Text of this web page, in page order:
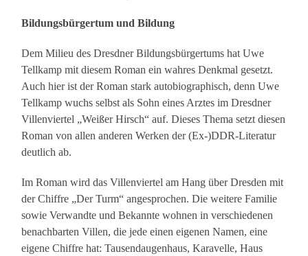
Bildungsbürgertum und Bildung
Dem Milieu des Dresdner Bildungsbürgertums hat Uwe
Tellkamp mit diesem Roman ein wahres Denkmal gesetzt.
Auch hier ist der Roman stark autobiographisch, denn Uwe
Tellkamp wuchs selbst als Sohn eines Arztes im Dresdner
Villenviertel „Weißer Hirsch“ auf. Dieses Thema setzt diesen
Roman von allen anderen Werken der (Ex-)DDR-Literatur
deutlich ab.
Im Roman wird das Villenviertel am Hang über Dresden mit
der Chiffre „Der Turm“ angesprochen. Die weitere Familie
sowie Verwandte und Bekannte wohnen in verschiedenen
benachbarten Villen, die jede einen eigenen Namen, eine
eigene Chiffre hat: Tausendaugenhaus, Karavelle, Haus